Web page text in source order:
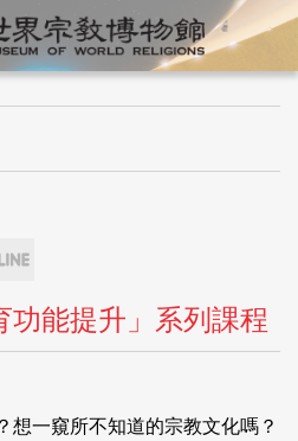
功能提升」系列課程
想一窺所不知道的宗教文化嗎？